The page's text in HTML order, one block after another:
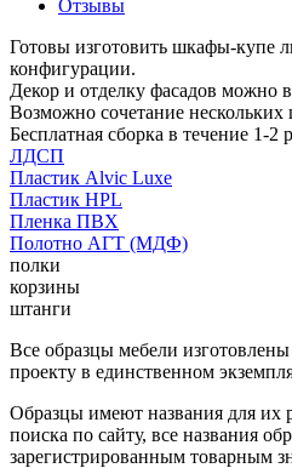
Отзывы
Готовы изготовить шкафы-купе
конфигурации.
Декор и отделку фасадов можно
Возможно сочетание нескольких
Бесплатная сборка в течение 1-2
ЛДСП
Пластик Alvic Luxe
Пластик HPL
Пленка ПВХ
Полотно АГТ (МДФ)
полки
корзины
штанги
Все образцы мебели
проекту в единственном
Образцы имеют названия для их
поиска по сайту, все названия
зарегистрированным товарным